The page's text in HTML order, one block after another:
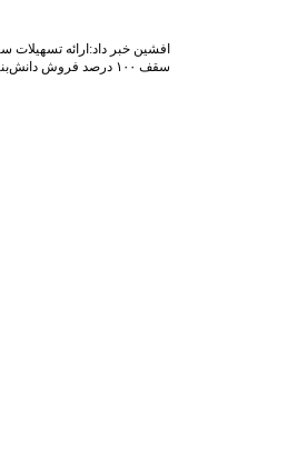
افشین خبر داد:ارائه تسهیلات
سقف ۱۰۰ درصد فروش دانش‌بنیان‌ها